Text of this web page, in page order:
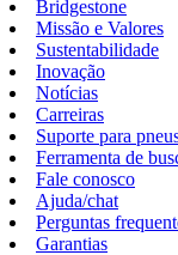
Bridgestone
Missão e Valores
Sustentabilidade
Inovação
Notícias
Carreiras
Suporte para
Ferramenta de
Fale conosco
Ajuda/chat
Perguntas
Garantias